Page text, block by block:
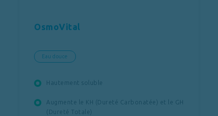
OsmoVital
Eau douce
Hautement soluble
Augmente le KH (Dureté Carbonatée) et le GH
(Dureté Totale)